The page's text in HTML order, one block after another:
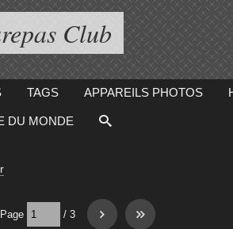
Club
TAGS APPAREILS PHOTOS
DU MONDE
Page / 3